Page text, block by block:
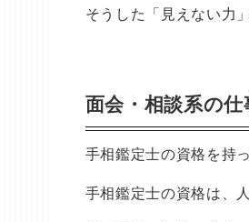
そうした「見えない力
面会・相談系の
手相鑑定士の資格を持
手相鑑定士の資格は、